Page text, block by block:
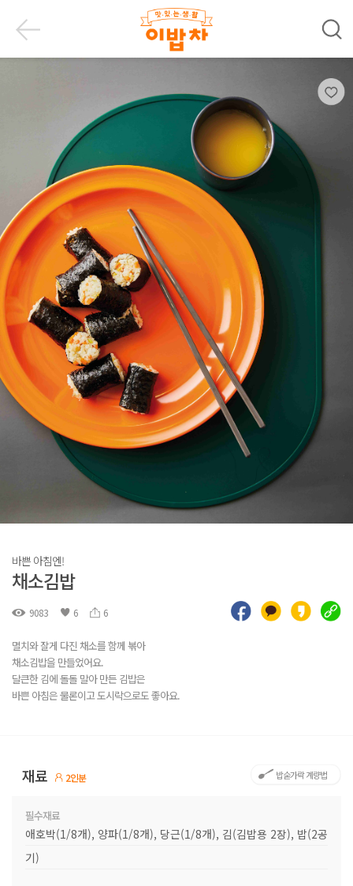
바쁜 아침엔!
채소김밥
9083 6 6
멸치와 잘게 다진 채소를 함께 볶아
채소김밥을 만들었어요.
달큰한 김에 돌돌 말아 만든 김밥은
바쁜 아침은 물론이고 도시락으로도 좋아요.
재료 2인분 밥숟가락 계량법
필수재료
애호박(1/8개), 양파(1/8개), 당근(1/8개), 김(김밥용 2장), 밥(2공
기)